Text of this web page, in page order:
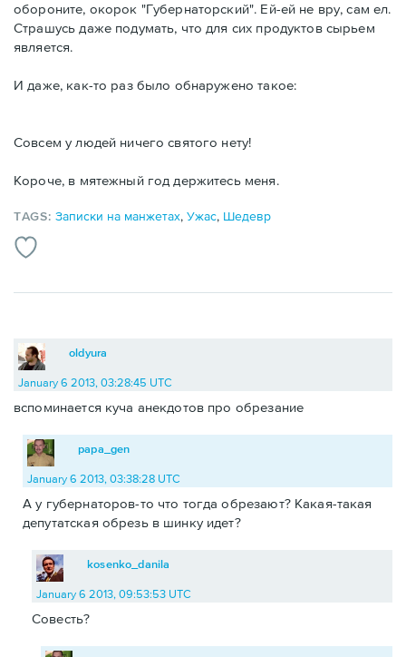
обороните, окорок "Губернаторский". Ей-ей не вру, сам ел.
Страшусь даже подумать, что для сих продуктов сырьем
является.
И даже, как-то раз было обнаружено такое:
Совсем у людей ничего святого нету!
Короче, в мятежный год держитесь меня.
TAGS:Записки на манжетах,Ужас, Шедевр
oldyura
January 6 2013, 03:28:45 UTC
вспоминается куча анекдотов про обрезание
papa_gen
January 6 2013, 03:38:28 UTC
А у губернаторов-то что тогда обрезают? Какая-такая
депутатская обрезь в шинку идет?
kosenko_danila
January 6 2013, 09:53:53 UTC
Совесть?